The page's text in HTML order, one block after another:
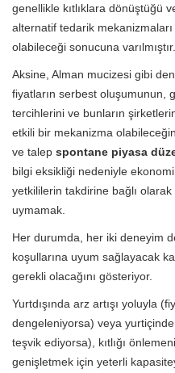
genellikle kıtlıklara dönüştüğü
alternatif tedarik
olabileceği sonucuna varılmıştır.
Aksine, Alman mucizesi gibi
fiyatların serbest oluşumunun,
tercihlerini ve bunların
etkili bir mekanizma
ve talep spontane piyasa
bilgi eksikliği nedeniyle
yetkililerin takdirine bağlı
uymamak.
Her durumda, her iki deneyim
koşullarına uyum sağlayacak
gerekli olacağını gösteriyor.
Yurtdışında arz artışı yoluyla
dengeleniyorsa) veya
teşvik ediyorsa), kıtlığı
genişletmek için yeterli